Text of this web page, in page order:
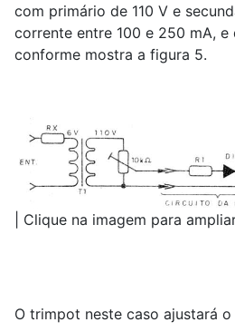
com primário de 110 V e
corrente entre 100 e 250 mA, e
conforme mostra a figura 5.
| Clique na imagem para ampliar
O trimpot neste caso ajustará